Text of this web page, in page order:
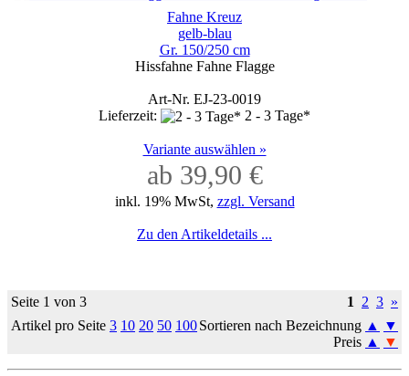
Fahne Kreuz
gelb-blau
Gr. 150/250 cm
Hissfahne Fahne Flagge
Art-Nr. EJ-23-0019
Lieferzeit:
2 - 3 Tage*
Variante auswählen »
ab 39,90 €
inkl. 19% MwSt, zzgl. Versand
Zu den Artikeldetails ...
Seite 1 von 3 1 2 3 »
Artikel pro Seite 3 10 20 50 100Sortieren nach Bezeichnung ▲
▼
Preis ▲ ▼